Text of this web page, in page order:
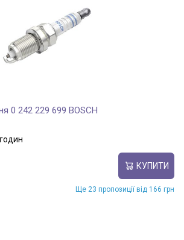
0 242 229 699 BOSCH
КУПИТИ
Ще 23 пропозиції від 166 грн